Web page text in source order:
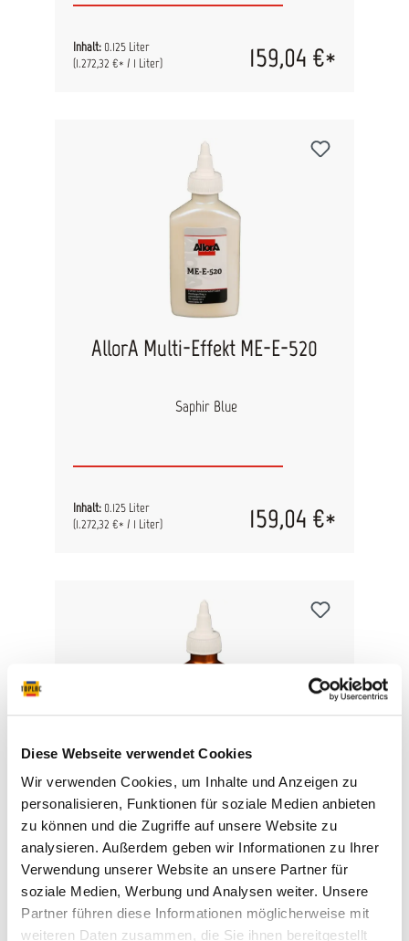
Diese Webseite verwendet Cookies
Wir verwenden Cookies, um Inhalte und Anzeigen zu
personalisieren, Funktionen für soziale Medien anbieten
zu können und die Zugriffe auf unsere Website zu
analysieren. Außerdem geben wir Informationen zu Ihrer
Verwendung unserer Website an unsere Partner für
soziale Medien, Werbung und Analysen weiter. Unsere
Partner führen diese Informationen möglicherweise mit
weiteren Daten zusammen, die Sie ihnen bereitgestellt
Inhalt: 0.125 Liter
(1.272,32 €* / 1 Liter)
159,04 €*
AllorA Multi-Effekt ME-E-520
Saphir Blue
Inhalt: 0.125 Liter
(1.272,32 €* / 1 Liter)
159,04 €*
AllorA Multi-Effekt ME-E-280
bronze